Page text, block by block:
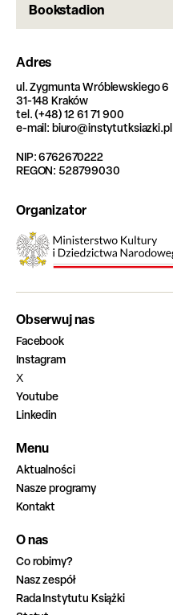
Bookstadion
Adres
ul. Zygmunta Wróblewskiego 6
31-148 Kraków
tel. (+48) 12 61 71 900
e-mail: biuro@instytutksiazki.pl
NIP: 6762670222
REGON: 528799030
Organizator
Obserwuj nas
Facebook
Instagram
X
Youtube
Linkedin
Menu
Aktualności
Nasze programy
Kontakt
O nas
Co robimy?
Nasz zespół
Rada Instytutu Książki